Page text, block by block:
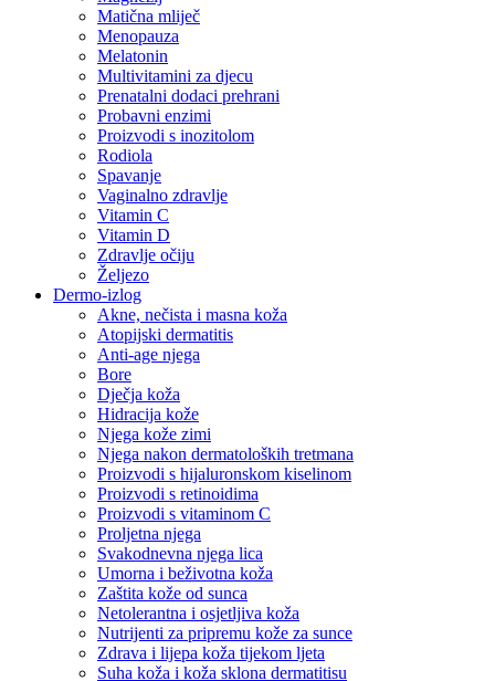
Matična mliječ
Menopauza
Melatonin
Multivitamini za djecu
Prenatalni dodaci prehrani
Probavni enzimi
Proizvodi s inozitolom
Rodiola
Spavanje
Vaginalno zdravlje
Vitamin C
Vitamin D
Zdravlje očiju
Željezo
Dermo-izlog
Akne, nečista i masna koža
Atopijski dermatitis
Anti-age njega
Bore
Dječja koža
Hidracija kože
Njega kože zimi
Njega nakon dermatoloških tretmana
Proizvodi s hijaluronskom kiselinom
Proizvodi s retinoidima
Proizvodi s vitaminom C
Proljetna njega
Svakodnevna njega lica
Umorna i beživotna koža
Zaštita kože od sunca
Netolerantna i osjetljiva koža
Nutrijenti za pripremu kože za sunce
Zdrava i lijepa koža tijekom ljeta
Suha koža i koža sklona dermatitisu